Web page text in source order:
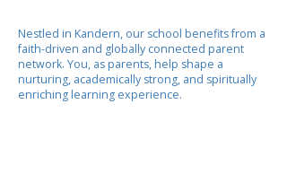
Nestled in Kandern, our school benefits from a
faith-driven and globally connected parent
network. You, as parents, help shape a
nurturing, academically strong, and spiritually
enriching learning experience.